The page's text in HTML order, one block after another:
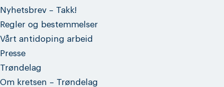
Nyhetsbrev – Takk!
Regler og bestemmelser
Vårt antidoping arbeid
Presse
Trøndelag
Om kretsen – Trøndelag